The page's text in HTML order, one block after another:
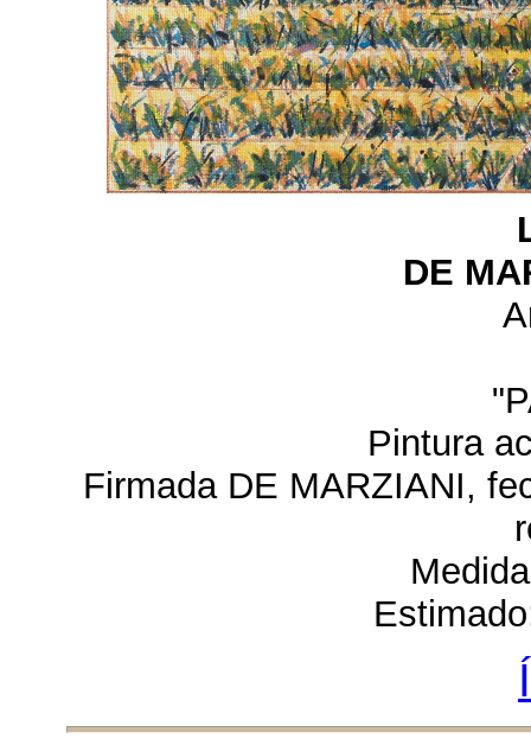
DE
Pintura
Firmada DE MARZIANI,